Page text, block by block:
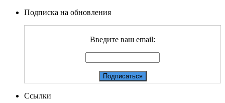
Подписка на обновления
Введите ваш email:
Ссылки